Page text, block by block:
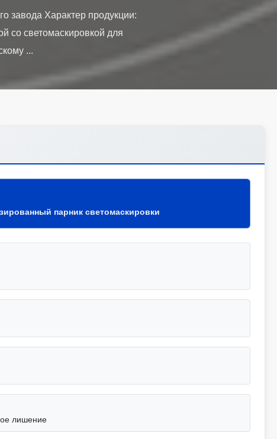
завода Характер продукции:
со светомаскировкой для
парник светомаскировки
лишение